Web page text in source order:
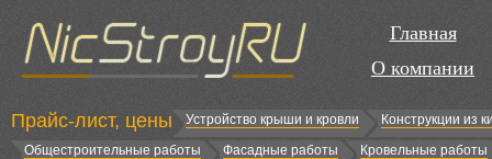
Главная
О компании
Прайс-лист, цены Устройство крыши и кровли
Конструкции из
Общестроительные работы
Фасадные работы Кровельные работы